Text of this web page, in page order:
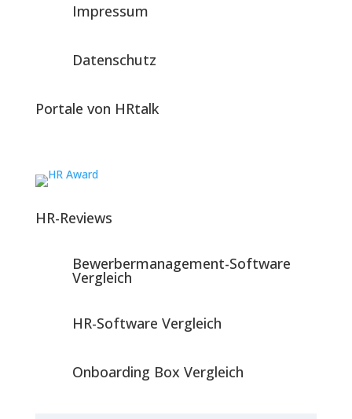
Impressum
Datenschutz
Portale von HRtalk
HR-Reviews
Bewerbermanagement-Software
Vergleich
HR-Software Vergleich
Onboarding Box Vergleich